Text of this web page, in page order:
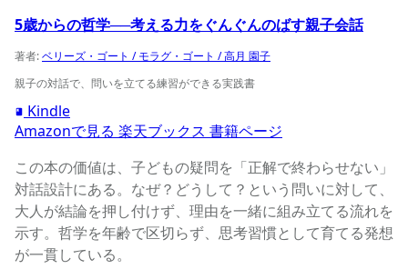
5歳からの哲学──考える力をぐんぐんのばす親子会話
著者:ベリーズ・ゴート / モラグ・ゴート / 高月 園子
親子の対話で、問いを立てる練習ができる実践書
Kindle
Amazonで見る 楽天ブックス 書籍ページ
この本の価値は、子どもの疑問を「正解で終わらせない」
対話設計にある。なぜ？どうして？という問いに対して、
大人が結論を押し付けず、理由を一緒に組み立てる流れを
示す。哲学を年齢で区切らず、思考習慣として育てる発想
が一貫している。